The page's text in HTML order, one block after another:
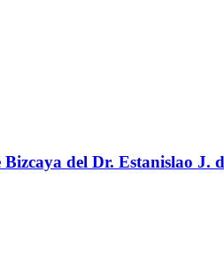
del Dr. Estanislao J.